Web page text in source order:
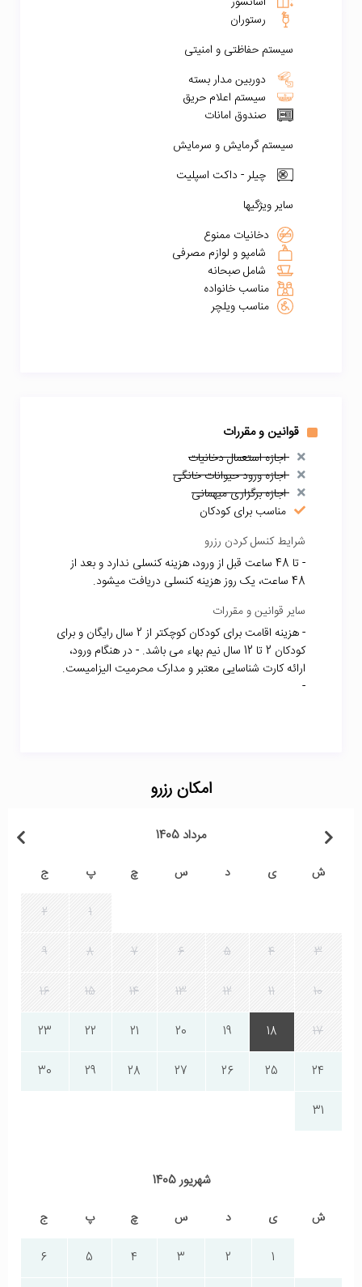
رستوران
سیستم حفاظتی و امنیتی
دوربین مدار بسته
سیستم اعلام حریق
صندوق امانات
سیستم گرمایش و سرمایش
چیلر - داکت اسپلیت
سایر ویژگیها
دخانیات ممنوع
شامپو و لوازم مصرفی
شامل صبحانه
مناسب خانواده
مناسب ویلچر
قوانین و مقررات
اجازه استعمال دخانیات
اجازه ورود حیوانات خانگی
اجازه برگزاری میهمانی
مناسب برای کودکان
شرایط کنسل کردن رزرو
- تا 48 ساعت قبل از ورود، هزینه کنسلی ندارد و بعد از
48 ساعت، یک روز هزینه کنسلی دریافت میشود.
سایر قوانین و مقررات
- هزینه اقامت برای کودکان کوچکتر از 2 سال رایگان و برای
کودکان 2 تا 12 سال نیم بهاء می باشد. - در هنگام ورود،
ارائه کارت شناسایی معتبر و مدارک محرمیت الیزامیست.
-
امکان رزرو
مرداد 1405
ش ی د س چ پ ج
1
2
3
4
5
6
7
8
9
10
11
12
13
14
15
16
17
18
19
20
21
22
23
24
25
26
27
28
29
30
31
شهریور 1405
ش ی د س چ پ ج
1
2
3
4
5
6